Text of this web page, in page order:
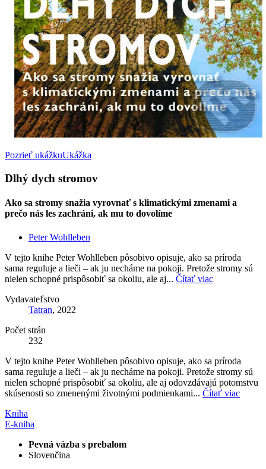
Pozrieť ukážkuUkážka
Dlhý dych stromov
Ako sa stromy snažia vyrovnať s klimatickými zmenami a
prečo nás les zachráni, ak mu to dovolíme
Peter Wohlleben
V tejto knihe Peter Wohlleben pôsobivo opisuje, ako sa príroda
sama reguluje a lieči – ak ju necháme na pokoji. Pretože stromy sú
nielen schopné prispôsobiť sa okoliu, ale aj... Čítať viac
Vydavateľstvo
Tatran, 2022
Počet strán
232
V tejto knihe Peter Wohlleben pôsobivo opisuje, ako sa príroda
sama reguluje a lieči – ak ju necháme na pokoji. Pretože stromy sú
nielen schopné prispôsobiť sa okoliu, ale aj odovzdávajú potomstvu
skúsenosti so zmenenými životnými podmienkami... Čítať viac
Kniha
E-kniha
Pevná väzba s prebalom
Slovenčina